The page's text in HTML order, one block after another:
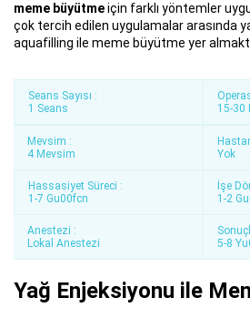
meme büyütmeiçin farklı yöntemler
çok tercih edilen uygulamalar arasında
aquafilling ile meme büyütme yer
Seans Sayısı :
1 Seans
15-30
Mevsim :
4 Mevsim
Yok
Hassasiyet Süreci :
1-7 Gu00fcn
İşe
1-2
Anestezi :
Lokal Anestezi
5-8
Yağ Enjeksiyonu ile